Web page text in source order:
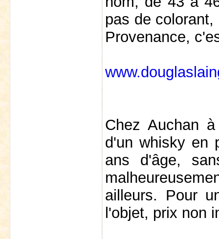
pas de
Provenance,
Chez Auchan
d'un whisky en
ans d'âge,
ailleurs. Pour
l'objet, prix non